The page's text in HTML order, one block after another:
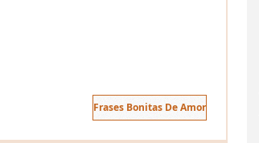
Frases Bonitas De Amor